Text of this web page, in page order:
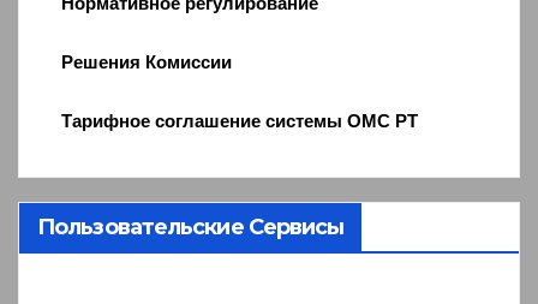
Решения Комиссии
Тарифное соглашение системы ОМС РТ
Пользовательские Сервисы